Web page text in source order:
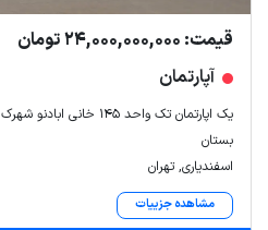
قیمت: 24,000,000,000 تومان
آپارتمان
یک اپارتمان تک واحد ۱۴۵ خانی ابادنو شهرک
بستان
اسفندیاری, تهران
مشاهده جزییات